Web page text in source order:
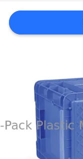
MAPPA
DEL
PRIVACY
POLICY